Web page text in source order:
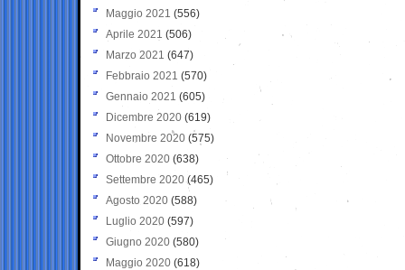
Maggio 2021 (556)
Aprile 2021 (506)
Marzo 2021 (647)
Febbraio 2021 (570)
Gennaio 2021 (605)
Dicembre 2020 (619)
Novembre 2020 (575)
Ottobre 2020 (638)
Settembre 2020(465)
Agosto 2020 (588)
Luglio 2020 (597)
Giugno 2020 (580)
Maggio 2020 (618)